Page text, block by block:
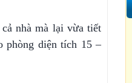
nhà mà lại vừa tiết
phòng diện tích 15 –